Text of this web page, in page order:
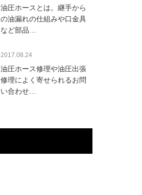
油圧ホースとは。継手から
の油漏れの仕組みや口金具
など部品…
2017.08.24
油圧ホース修理や油圧出張
修理によく寄せられるお問
い合わせ…